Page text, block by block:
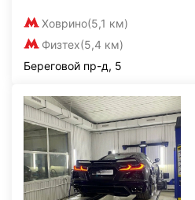
Ховрино(5,1 км)
Физтех(5,4 км)
Береговой пр-д, 5